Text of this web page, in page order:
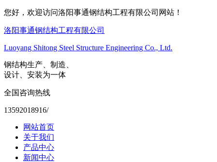
您好，欢迎访问洛阳事通钢结构工程有限公司网站！
洛阳事通钢结构工程有限公司
Luoyang Shitong Steel Structure Engineering Co., Ltd.
钢结构生产、制造、
设计、安装为一体
全国咨询热线
13592018916/
网站首页
关于我们
产品中心
新闻中心